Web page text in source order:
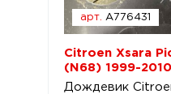
арт. A776431
Citroen Xsara
(N68) 1999-2010
Дождевик